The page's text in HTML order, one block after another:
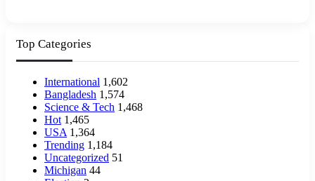
Top Categories
International 1,602
Bangladesh 1,574
Science & Tech 1,468
Hot 1,465
USA 1,364
Trending 1,184
Uncategorized 51
Michigan 44